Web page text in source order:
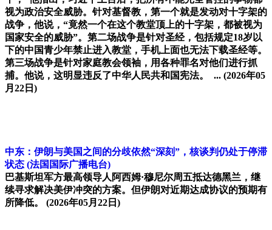
视为政治安全威胁。针对基督教，第一个就是发动对十字架的
战争，他说，“竟然一个在这个教堂顶上的十字架，都被视为
国家安全的威胁”。第二场战争是针对圣经，包括规定18岁以
下的中国青少年禁止进入教堂，手机上面也无法下载圣经等。
第三场战争是针对家庭教会领袖，用各种罪名对他们进行抓
捕。他说，这明显违反了中华人民共和国宪法。 ... (2026年05
月22日)
中东：伊朗与美国之间的分歧依然“深刻”，核谈判仍处于停滞
状态 (法国国际广播电台)
巴基斯坦军方最高领导人阿西姆·穆尼尔周五抵达德黑兰，继
续寻求解决美伊冲突的方案。但伊朗对近期达成协议的预期有
所降低。 (2026年05月22日)